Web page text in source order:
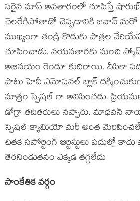
సరైన మాస్ అవతారంలో చూపిస్తే
చెలరేగిపోతాడో చెప్పడానికి జవాన్ మరో
ముఖ్యంగా తండ్రి కొడుకు పాత్రల
చూపించాడు. నయనతారకు మంచి స్కోప్
అభినయం రెండూ కుదిరాయి. దీపికా
పాటు హెవీ ఎమోషనల్ బ్లాక్
మాత్రం స్పెషల్ గా అనిపించడు.
డోగ్రా తదితరులు నప్పారు. మాధవన్
స్పెషల్ క్యామియో మరీ అంత
చితక సపోర్టింగ్ ఆర్టిస్టులు పదుల్లో
తెరనిండుతనం ఎక్కడ తగ్గలేదు
సాంకేతిక వర్గం